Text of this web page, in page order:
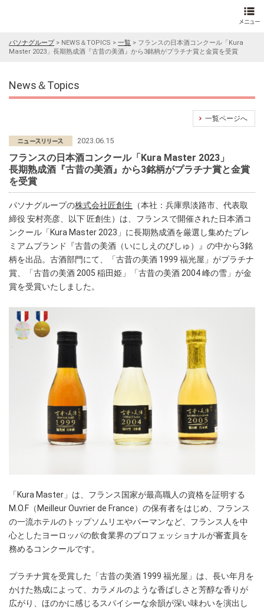
パソナグループ> NEWS＆TOPICS > 一覧 > フランスの日本酒コンクール「Kura
Master 2023」長期熟成酒『古昔の美酒』から3銘柄がプラチナ賞と金賞を受賞
News＆Topics
一覧ページへ
2023.06.15
フランスの日本酒コンクール「Kura Master 2023」
長期熟成酒『古昔の美酒』から3銘柄がプラチナ賞と金賞
を受賞
パソナグループの株式会社匠創生 （本社：兵庫県淡路市、代表取
締役 安村亮彦、以下 匠創生）は、フランスで開催された日本酒コ
ンクール「Kura Master 2023」に長期熟成酒を厳選し集めたプレ
ミアムブランド『古昔の美酒（いにしえのびしゅ）』の中から3銘
柄を出品。古酒部門にて、「古昔の美酒 1999 福光屋」がプラチナ
賞、「古昔の美酒 2005 稲田姫」「古昔の美酒 2004 峰の雪」が金
賞を受賞いたしました。
「Kura Master」は、フランス国家が最高職人の資格を証明する
M.O.F（Meilleur Ouvrier de France）の保有者をはじめ、フランス
の一流ホテルのトップソムリエやバーマンなど、フランス人を中
心としたヨーロッパの飲食業界のプロフェッショナルが審査員を
務めるコンクールです。
プラチナ賞を受賞した「古昔の美酒 1999 福光屋」は、長い年月を
かけた熟成によって、カラメルのような香ばしさと芳醇な香りが
広がり、ほのかに感じるスパイシーな余韻が深い味わいを演出し